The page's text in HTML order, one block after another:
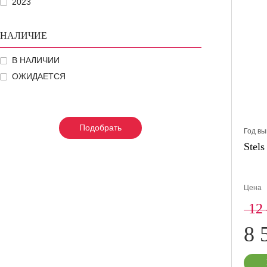
НАЛИЧИЕ
В НАЛИЧИИ
ОЖИДАЕТСЯ
Подобрать
Подобрать
Подобрать Год
Цена
8